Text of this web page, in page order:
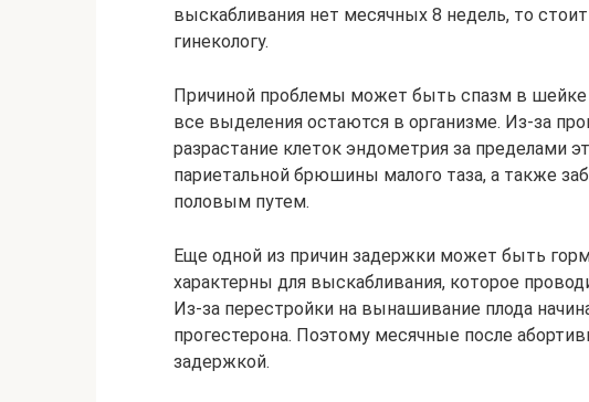
выскабливания нет месячных 8 недель, то
гинекологу.
Причиной проблемы может быть спазм в шейке
все выделения остаются в организме. Из-за
разрастание клеток эндометрия за пределами
париетальной брюшины малого таза, а также
половым путем.
Еще одной из причин задержки может быть
характерны для выскабливания, которое
Из-за перестройки на вынашивание плода
прогестерона. Поэтому месячные после
задержкой.